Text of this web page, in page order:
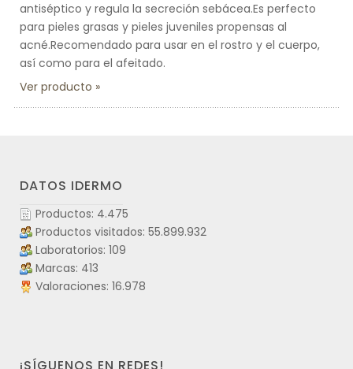
antiséptico y regula la secreción sebácea.Es perfecto
para pieles grasas y pieles juveniles propensas al
acné.Recomendado para usar en el rostro y el cuerpo,
así como para el afeitado.
Ver producto
DATOS IDERMO
Productos: 4.475
Productos visitados: 55.899.932
Laboratorios: 109
Marcas: 413
Valoraciones: 16.978